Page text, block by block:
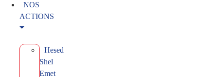
NOS
ACTIONS
Hesed
Shel
Emet